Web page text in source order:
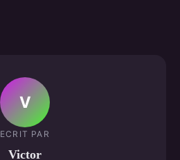
V
ECRIT PAR
Victor